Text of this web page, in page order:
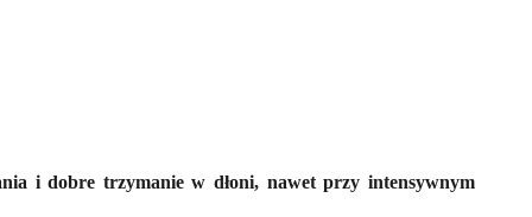
i dobre trzymanie w dłoni, nawet przy intensywnym